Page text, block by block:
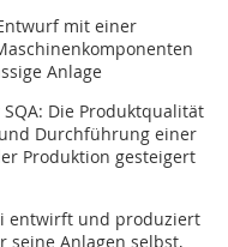
mit einer
Anlage
Die Produktqualität
Durchführung einer
Produktion gesteigert
entwirft und produziert
seine Anlagen selbst,